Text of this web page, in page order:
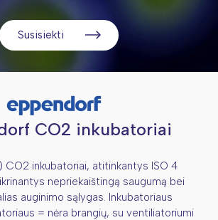
bloko termostatai
įranga
maišų centrifugos
kameros
purtyklės
krosnys
matavimui skirta įranga
deguonies matavimas
ląstelių vaizdinimo
inkubatoriai
Technologija
įranga, spektrofotometrai
ir elektroforezė
Susisiekti
CO2 inkubatoriai
CO2 inkubatoriai, atitinkantys ISO 4
nepriekaištingą saugumą bei
auginimo sąlygas. Inkubatoriaus
= nėra brangių, su ventiliatoriumi